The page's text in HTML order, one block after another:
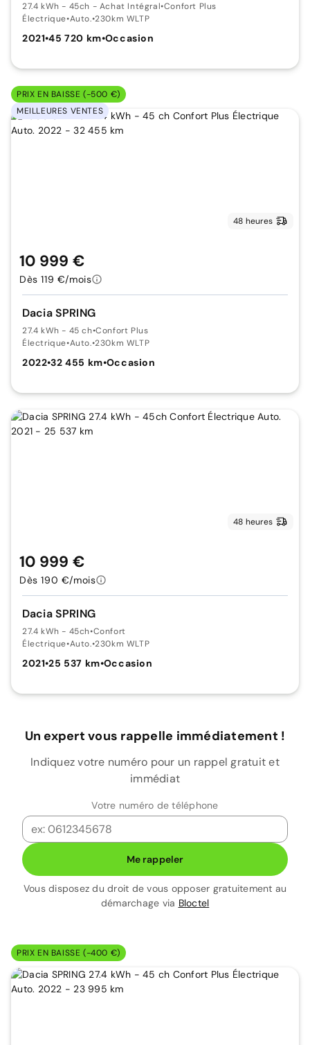
27.4 kWh - 45ch - Achat Intégral•Confort Plus
Électrique•Auto.•230km WLTP
2021•45 720 km•Occasion
PRIX EN BAISSE (-500 €)
MEILLEURES VENTES
48 heures
Dacia SPRING
27.4 kWh - 45 ch•Confort Plus
Électrique•Auto.•230km WLTP
2022•32 455 km•Occasion
10 999 €
Dès 119 €/mois
48 heures
Dacia SPRING
27.4 kWh - 45ch•Confort
Électrique•Auto.•230km WLTP
2021•25 537 km•Occasion
10 999 €
Dès 190 €/mois
Un expert vous rappelle immédiatement !
Indiquez votre numéro pour un rappel gratuit et
immédiat
Votre numéro de téléphone
Me rappeler
Vous disposez du droit de vous opposer gratuitement au
démarchage via Bloctel
PRIX EN BAISSE (-400 €)